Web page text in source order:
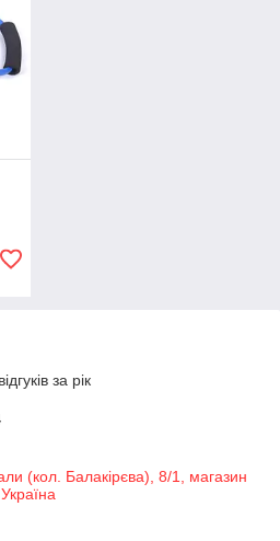
за рік
(кол. Балакірєва), 8/1, магазин